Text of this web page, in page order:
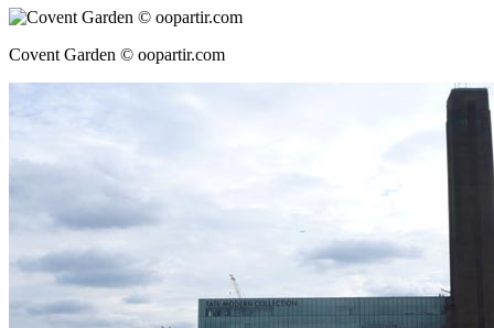
Covent Garden © oopartir.com